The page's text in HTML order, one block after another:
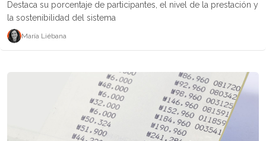
Destaca su porcentaje de participantes, el nivel de la prestación y
la sostenibilidad del sistema
María Liébana